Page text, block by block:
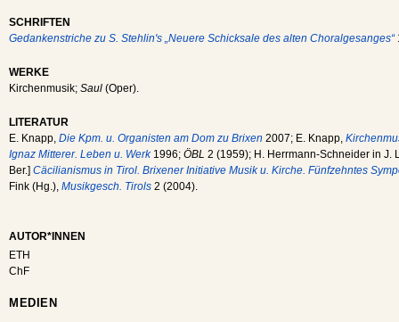
SCHRIFTEN
Gedankenstriche zu S. Stehlin's „Neuere Schicksale des alten Choralgesanges“
WERKE
Kirchenmusik; Saul (Oper).
LITERATUR
E. Knapp, Die Kpm. u. Organisten am Dom zu Brixen 2007; E. Knapp,
Ignaz Mitterer. Leben u. Werk1996; ÖBL 2 (1959); H. Herrmann-Schneider in J.
Ber.] Cäcilianismus in Tirol. Brixener Initiative Musik u. Kirche. Fünfzehntes
Fink (Hg.), Musikgesch. Tirols 2 (2004).
AUTOR*INNEN
ETH
ChF
MEDIEN